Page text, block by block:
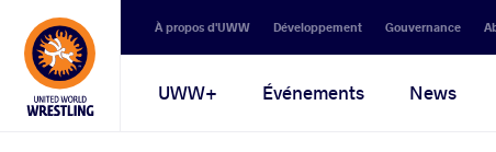
Secondary
navigation
À propos d'UWW Développement Gouvernance
Main
UWW+ Événements News